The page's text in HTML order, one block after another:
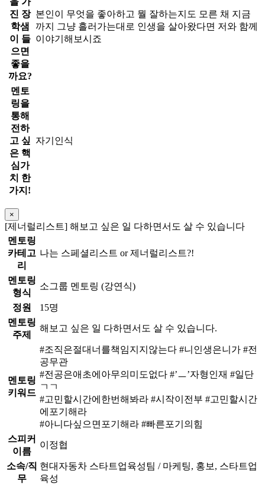
진 장
학샘
이 들
으면
좋을
까요?
본인이 무엇을 좋아하고 뭘 잘하는지도 모른 채 지금
까지 그냥 흘러가는대로 인생을 살아왔다면 저와 함께
이야기해보시죠
멘토
링을
통해
전하
고 싶
은 핵
심가
치 한
가지!
자기인식
×
[제너럴리스트] 해보고 싶은 일 다하면서도 살 수 있습니다
멘토링
카테고
리
나는 스페셜리스트 or 제너럴리스트?!
멘토링
형식
소그룹 멘토링 (강연식)
정원
15명
멘토링
주제
해보고 싶은 일 다하면서도 살 수 있습니다.
멘토링
키워드
#조직은절대너를책임지지않는다 #니인생은니가 #전
공무관
#전공은애초에아무의미도없다 #’ㅡ’자형인재 #일단
ㄱㄱ
#고민할시간에한번해봐라 #시작이전부 #고민할시간
에포기해라
#아니다싶으면포기해라 #빠른포기의힘
스피커
이름
이정협
소속/직
무
현대자동차 스타트업육성팀 / 마케팅, 홍보, 스타트업
육성